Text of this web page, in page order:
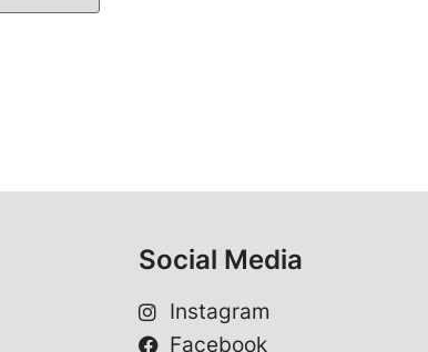
Social Media
Instagram
Facebook